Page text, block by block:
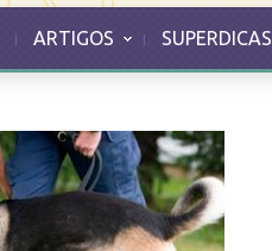
ARTIGOS SUPERDICAS